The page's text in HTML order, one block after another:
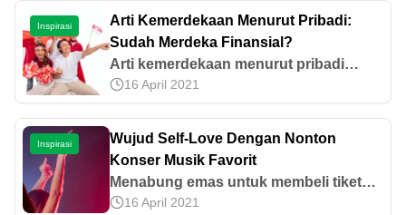
Inspirasi
Arti Kemerdekaan Menurut Pribadi:
Sudah Merdeka Finansial?
Arti kemerdekaan menurut pribadi
bukan hanya soal kebebasan, tetapi
juga kesiapan mengelola keuangan.
Ketahui makna dan tipsnya berikut ini.
16 April 2021
Inspirasi
Wujud Self-Love Dengan Nonton
Konser Musik Favorit
Menabung emas untuk membeli tiket
konser impian? Mudah, praktis dan
16 April 2021